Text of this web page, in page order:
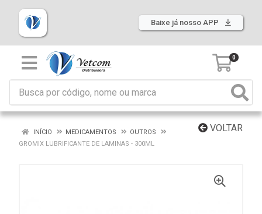
Baixe já nosso APP
0
VOLTAR
INÍCIO MEDICAMENTOS
OUTROS
GROMIX LUBRIFICANTE DE LAMINAS - 300ML